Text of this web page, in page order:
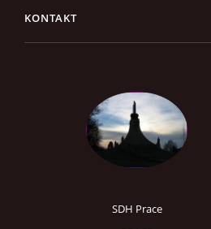
KONTAKT
SDH Prace